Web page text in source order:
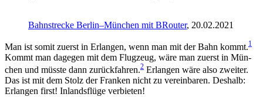
Bahn­stre­cke Berlin–München mit BRou­ter, 20.02.2021
Man ist somit zuerst in Erlan­gen, wenn man mit der Bahn kommt.1
Kommt man dage­gen mit dem Flug­zeug, wäre man zuerst in Mün­
chen und müss­te dann zurück­fah­ren.2 Erlan­gen wäre also zwei­ter.
Das ist mit dem Stolz der Fran­ken nicht zu ver­ein­ba­ren. Des­halb:
Erlan­gen first! Inlands­flü­ge verbieten!